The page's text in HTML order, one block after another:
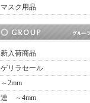
マスク用品
新入荷商品
ゲリラセール
～2mm
連 ～4mm